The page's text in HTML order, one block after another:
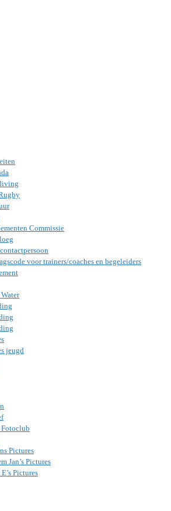
Commissie
voor trainers/coaches en begeleiders
jeugd
Pictures
Jan’s Pictures
Pictures